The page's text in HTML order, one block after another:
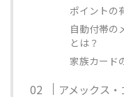
ポイントの
自動付帯の
とは？
家族カード
アメックス